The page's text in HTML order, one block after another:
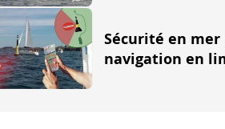
Sécurité en
navigation en